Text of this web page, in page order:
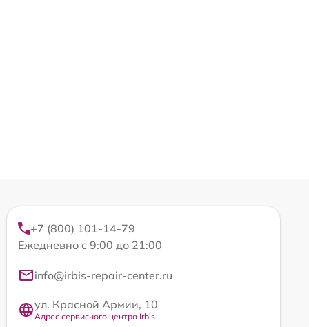
+7 (800) 101-14-79
Ежедневно с 9:00 до 21:00
info@irbis-repair-center.ru
ул. Красной Армии, 10
Адрес сервисного центра Irbis